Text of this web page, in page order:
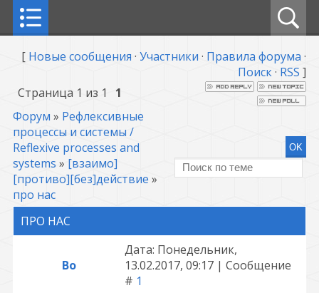
[ Новые сообщения · Участники · Правила форума ·
Поиск· RSS ]
Страница 1 из 1
1
Форум » Рефлексивные
процессы и системы /
Reflexive processes and
systems » [взаимо]
[противо][без]действие »
про нас
ПРО НАС
Bo
Дата: Понедельник,
13.02.2017, 09:17 | Сообщение
# 1